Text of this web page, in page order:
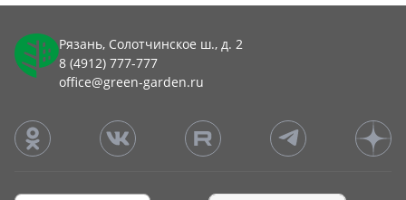
Рязань, Солотчинское ш., д. 2
8 (4912) 777-777
office@green-garden.ru